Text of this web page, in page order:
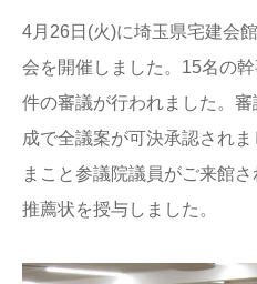
4月26日(火)に埼玉県宅建会
会を開催しました。15名の
件の審議が行われました。
成で全議案が可決承認され
まこと参議院議員がご来館
推薦状を授与しました。